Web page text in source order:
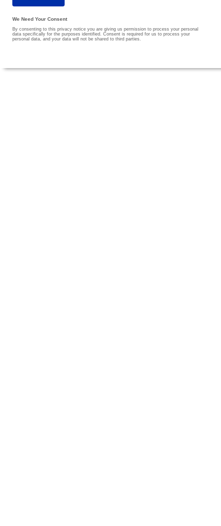
We Need Your Consent
By consenting to this privacy notice you are giving us permission to process your personal
data specifically for the purposes identified. Consent is required for us to process your
personal data, and your data will not be shared to third parties.